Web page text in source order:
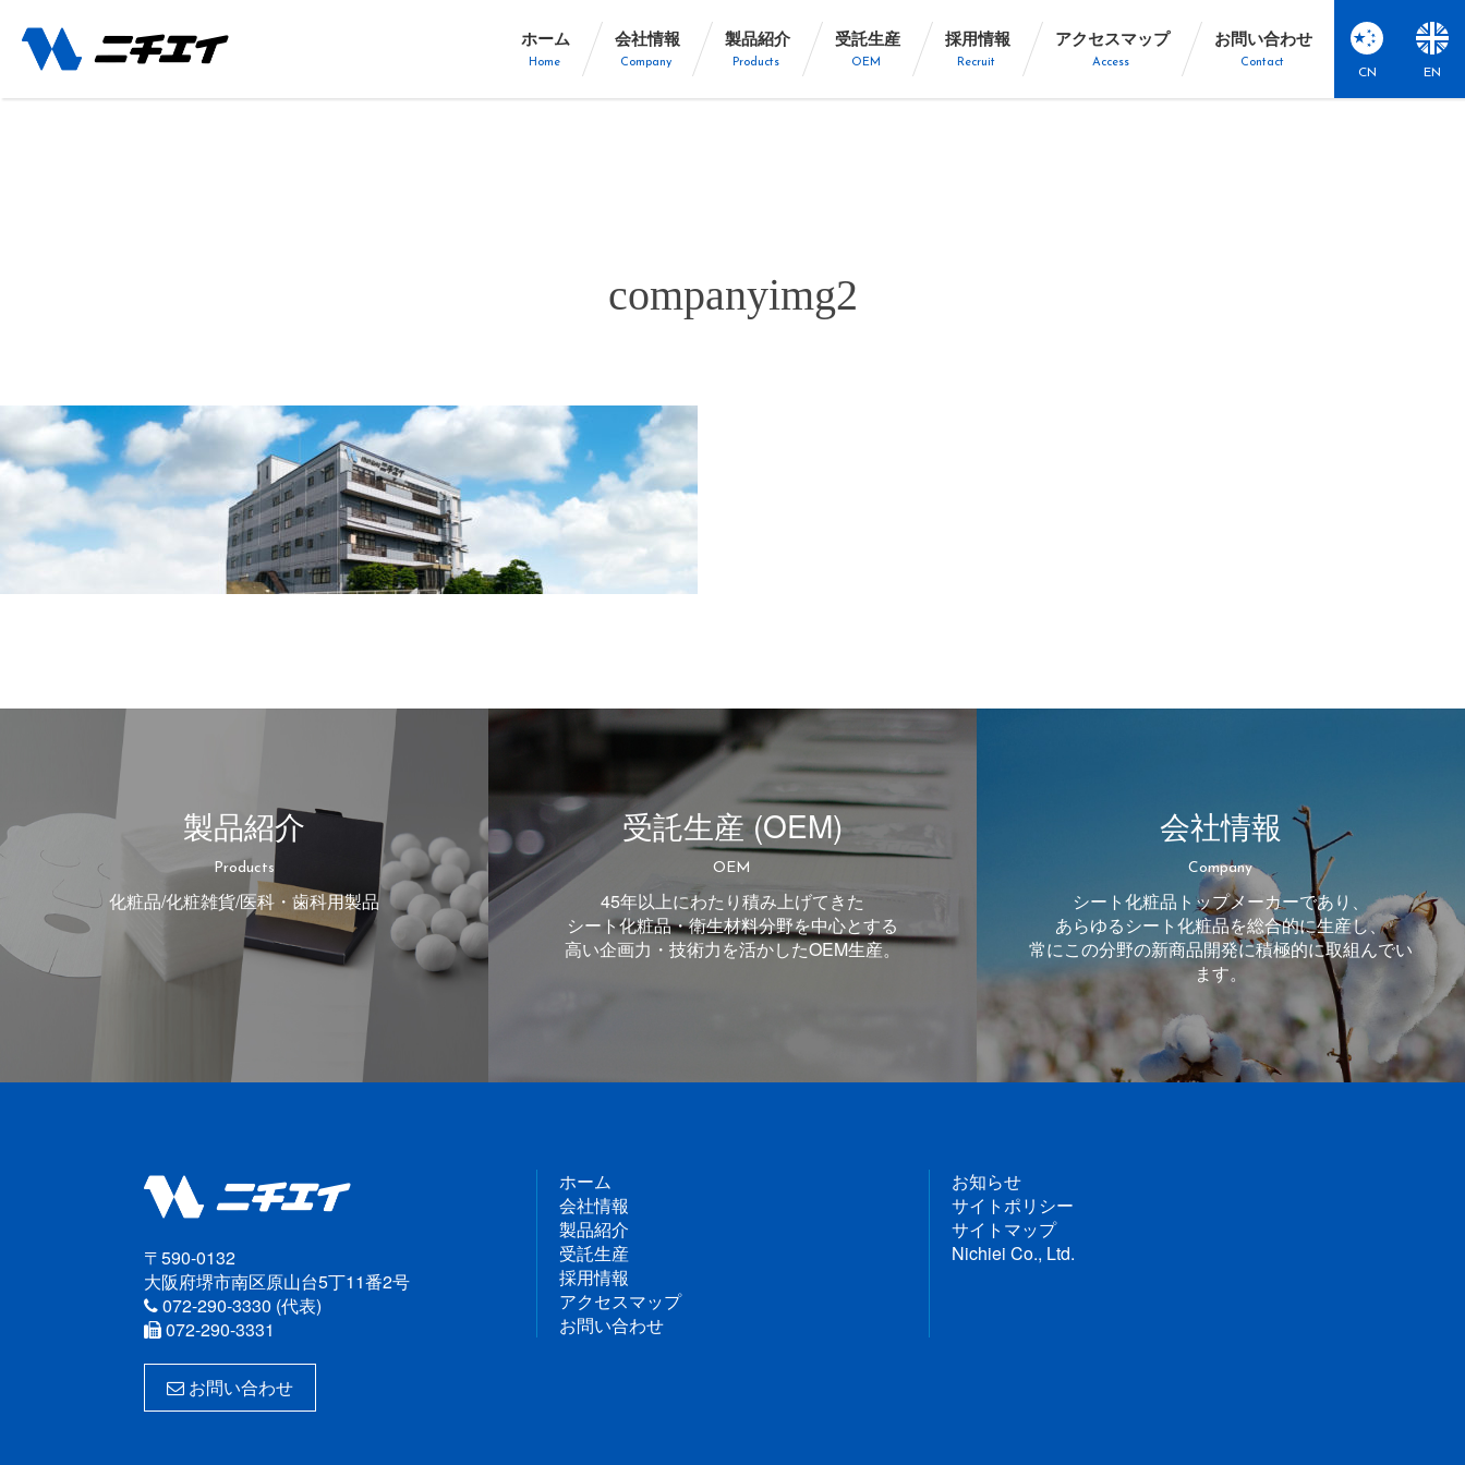
EN
CN
ホーム
Home
会社情報
Company
製品紹介
Products
受託生産
OEM
採用情報
Recruit
アクセスマップ
Access
お問い合わせ
Contact
companyimg2
製品紹介
Products
化粧品/化粧雑貨/医科・歯科用製品
受託生産 (OEM)
OEM
45年以上にわたり積み上げてきた
シート化粧品・衛生材料分野を中心とする
高い企画力・技術力を活かしたOEM生産。
会社情報
Company
シート化粧品トップメーカーであり、
あらゆるシート化粧品を総合的に生産し、
常にこの分野の新商品開発に積極的に取組んでい
ます。
〒590-0132
大阪府堺市南区原山台5丁11番2号
072-290-3330 (代表)
072-290-3331
お問い合わせ
ホーム
会社情報
製品紹介
受託生産
採用情報
アクセスマップ
お問い合わせ
お知らせ
サイトポリシー
サイトマップ
Nichiei Co., Ltd.